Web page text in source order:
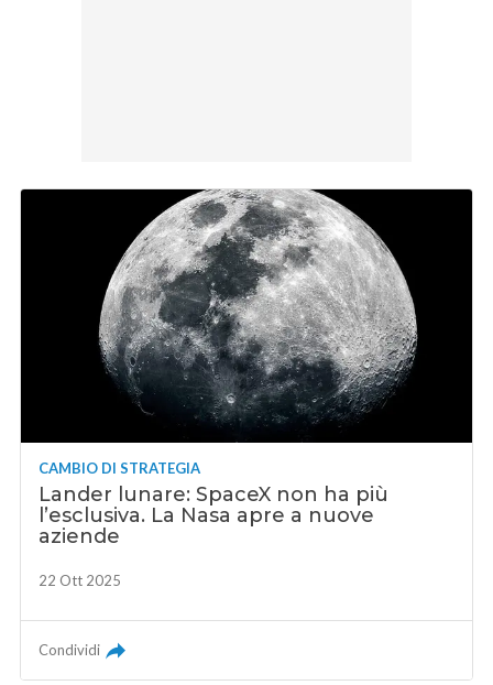
CAMBIO DI STRATEGIA
Lander lunare: SpaceX non ha più
l’esclusiva. La Nasa apre a nuove
aziende
22 Ott 2025
Condividi